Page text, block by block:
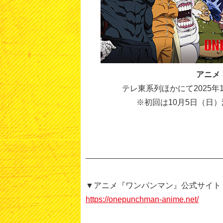
アニメ
テレ東系列ほかにて2025
※初回は10月5日（日
▼アニメ『ワンパンマン』公式サイト
https://onepunchman-anime.net/